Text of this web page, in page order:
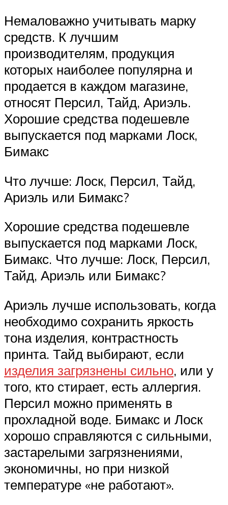
Немаловажно учитывать марку
средств. К лучшим
производителям, продукция
которых наиболее популярна и
продается в каждом магазине,
относят Персил, Тайд, Ариэль.
Хорошие средства подешевле
выпускается под марками Лоск,
Бимакс
Что лучше: Лоск, Персил, Тайд,
Ариэль или Бимакс?
Хорошие средства подешевле
выпускается под марками Лоск,
Бимакс. Что лучше: Лоск, Персил,
Тайд, Ариэль или Бимакс?
Ариэль лучше использовать, когда
необходимо сохранить яркость
тона изделия, контрастность
принта. Тайд выбирают, если
изделия загрязнены сильно, или у
того, кто стирает, есть аллергия.
Персил можно применять в
прохладной воде. Бимакс и Лоск
хорошо справляются с сильными,
застарелыми загрязнениями,
экономичны, но при низкой
температуре «не работают».